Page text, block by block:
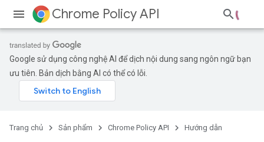
Chrome Policy API
Google sử dụng công nghệ AI để dịch nội dung sang ngôn ngữ bạn
ưu tiên. Bản dịch bằng AI có thể có lỗi.
Trang chủ Sản phẩm Chrome Policy API Hướng dẫn